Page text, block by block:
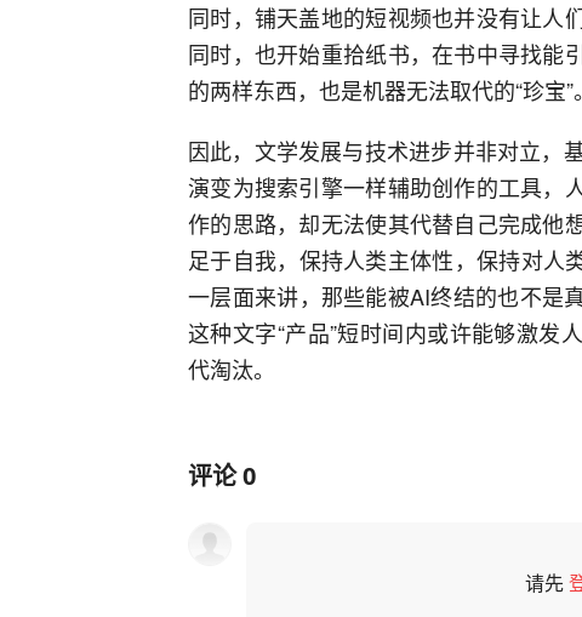
同时，铺天盖地的短视频也并没有让人
同时，也开始重拾纸书，在书中寻找能
的两样东西，也是机器无法取代的“珍宝”。
因此，文学发展与技术进步并非对立，
演变为搜索引擎一样辅助创作的工具，
作的思路，却无法使其代替自己完成他
足于自我，保持人类主体性，保持对人
一层面来讲，那些能被AI终结的也不是
这种文字“产品”短时间内或许能够激发
代淘汰。
评论0
请先